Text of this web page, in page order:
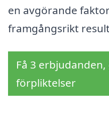
en avgörande
framgångsrikt
Få 3
förpliktelser